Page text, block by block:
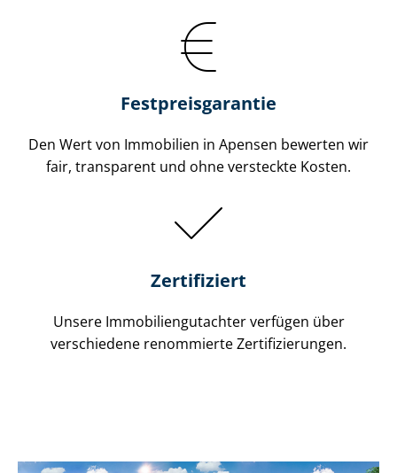
Festpreis​garantie
Den Wert von Immobilien in Apensen bewerten wir
fair, transparent und ohne versteckte Kosten.
Zertifiziert
Unsere Immobilien­gutachter verfügen über
verschiedene renommierte Zer­ti­fi­zie­run­gen.